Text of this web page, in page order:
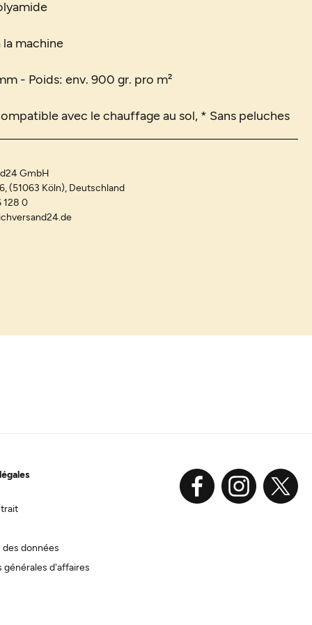
la machine
- Poids: env. 900 gr. pro m²
avec le chauffage au sol, * Sans peluches
GmbH
(51063 Köln), Deutschland
128 0
données
générales d'affaires